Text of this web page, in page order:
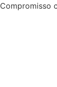
Ir
Compromisso